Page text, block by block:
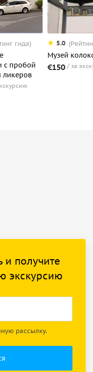
гида)
с пробой
ликеров
5.0
Музей
€150 за
и получите
экскурсию
рассылку.